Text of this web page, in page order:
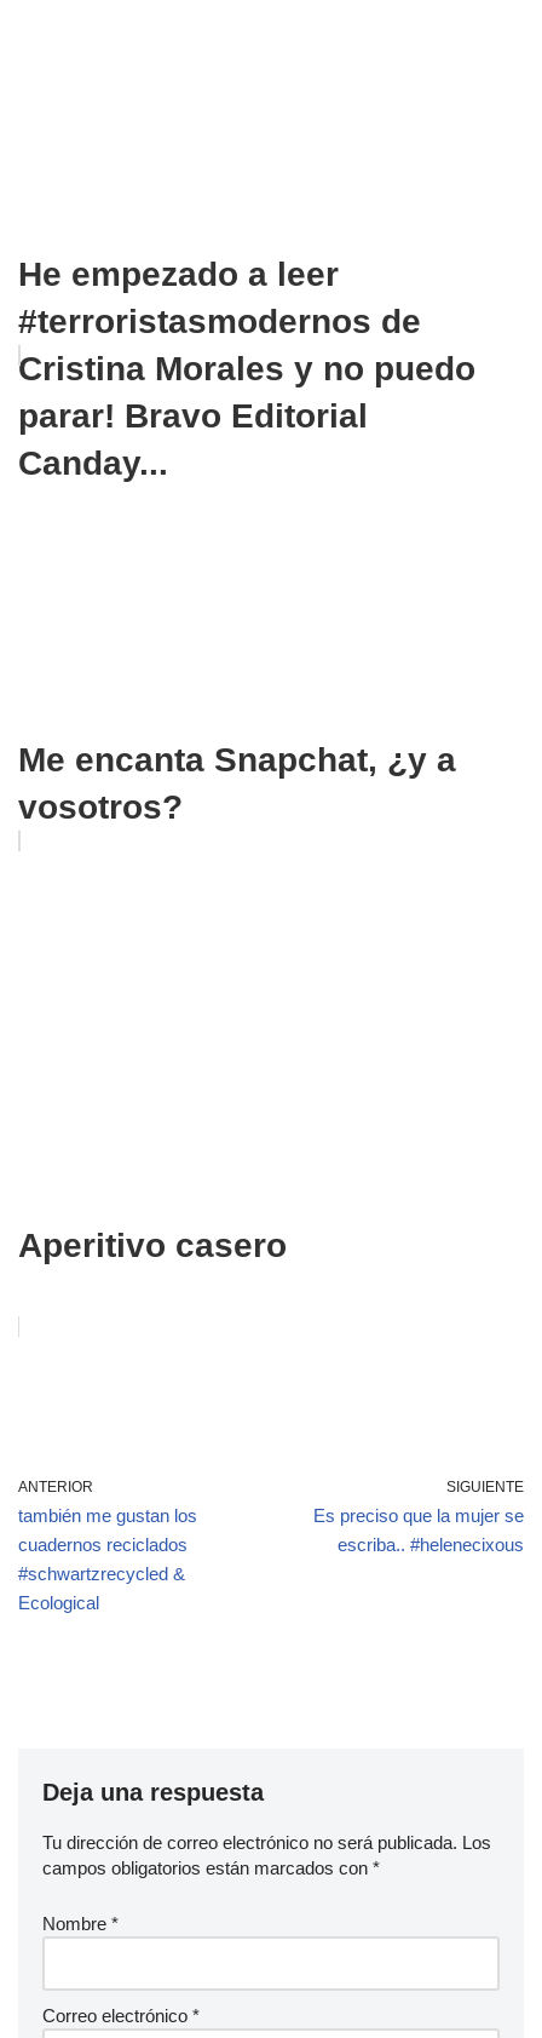
He empezado a leer
#terroristasmodernos de
Cristina Morales y no puedo
parar! Bravo Editorial
Canday...
Me encanta Snapchat, ¿y a
vosotros?
Aperitivo casero
ANTERIOR
también me gustan los
cuadernos reciclados
#schwartzrecycled &
Ecological
SIGUIENTE
Es preciso que la mujer se
escriba.. #helenecixous
Deja una respuesta
Tu dirección de correo electrónico no será publicada. Los
campos obligatorios están marcados con *
Nombre *
Correo electrónico *